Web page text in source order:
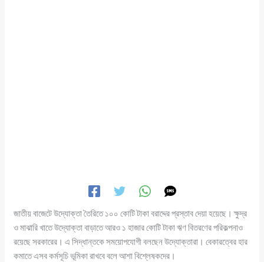
জাতীয় বাজেটে উদ্যোক্তা তৈরিতে ১০০ কোটি টাকা বরাদ্দের প্রস্তাব দেয়া হয়েছে। ক্ষুদ্র
ও মাঝারি খাতে উদ্যোক্তা বাড়াতে আরও ১ হাজার কোটি টাকা ঋণ বিতরণের পরিকল্পনাও
রয়েছে সরকারের। এ সিদ্ধান্তকে সময়োপযোগী বলছেন উদ্যোক্তারা। বেকারত্বের হার
কমাতে এসব কর্মসূচি ভূমিকা রাখবে বলে আশা বিশ্লেষকদের।